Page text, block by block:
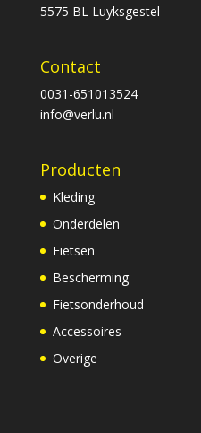
5575 BL Luyksgestel
Contact
0031-651013524
info@verlu.nl
Producten
Kleding
Onderdelen
Fietsen
Bescherming
Fietsonderhoud
Accessoires
Overige